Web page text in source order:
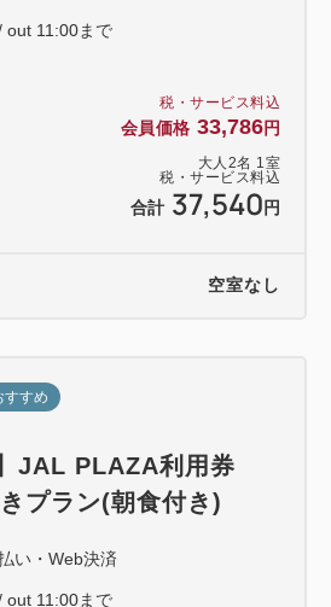
税・サービス料込
会員価格 33,786円
大人 2名 1 室
税・サービス料込
合計 37,540 円
out 11:00まで
空室なし
すすめ
JAL PLAZA利用券
プラン(朝食付き)
い・Web決済
out 11:00まで